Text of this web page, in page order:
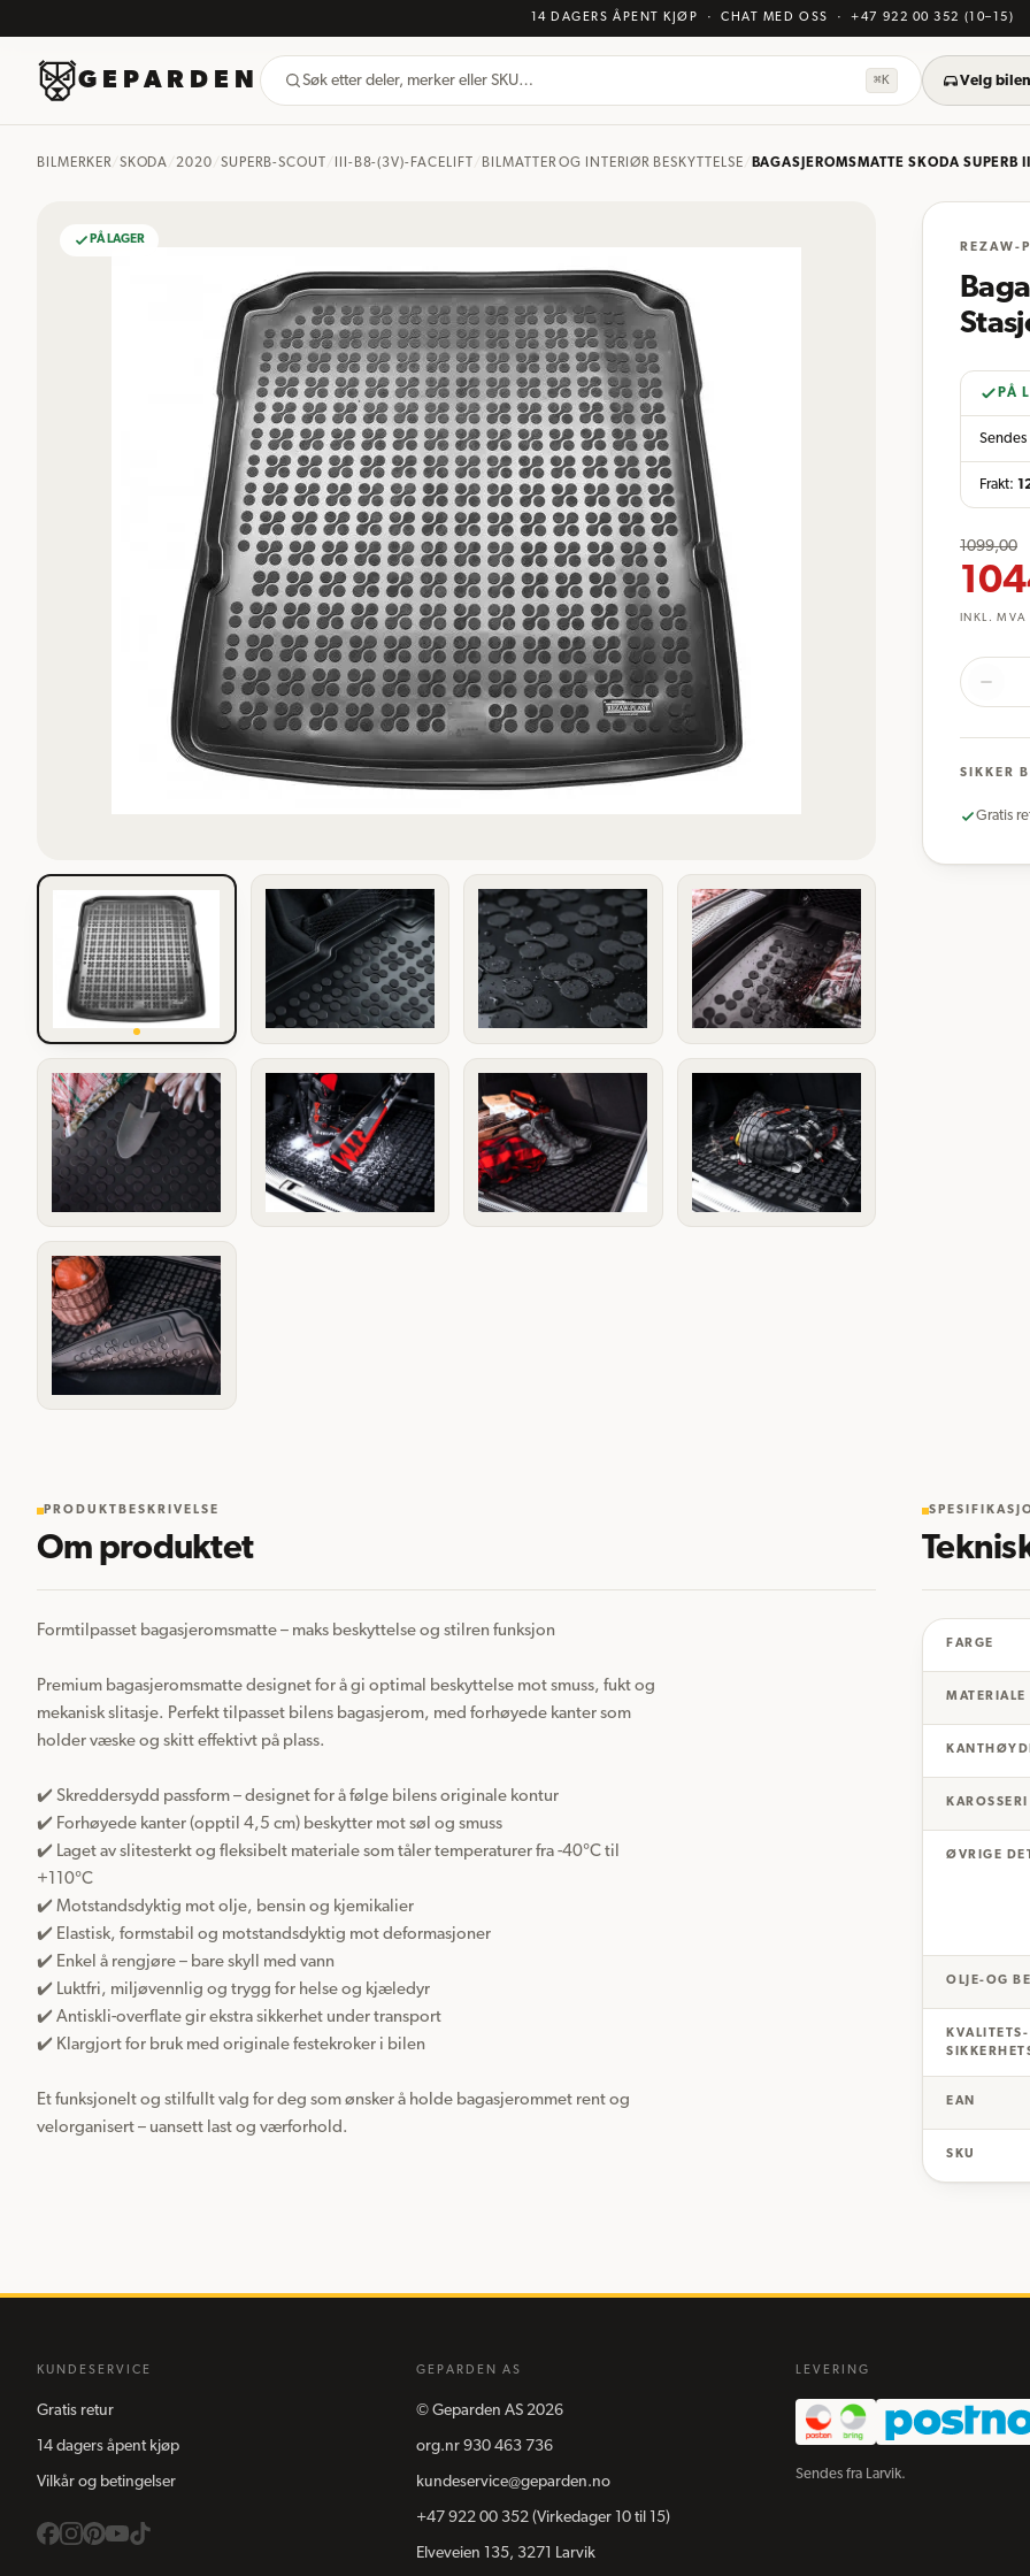
14 DAGERS ÅPENT KJØP · CHAT MED OSS ·+47 922 00 352 (10–15)
GEPARDEN Søk etter deler, merker eller SKU… ⌘K Velg
BILMERKER/ SKODA /2020 /SUPERB-SCOUT III-B8-(3V)-FACELIFT BILMATTER OG INTERIØR BESKYTTELSE BAGASJEROMSMATTE SKODA
PÅ LAGER
REZAW-
PÅ
Frakt:
1099,00
INKL. MVA
SIKKER
Gratis
PRODUKTBESKRIVELSE
Om produktet
Formtilpasset bagasjeromsmatte – maks beskyttelse og stilren funksjon
Premium bagasjeromsmatte designet for å gi optimal beskyttelse mot smuss, fukt og
mekanisk slitasje. Perfekt tilpasset bilens bagasjerom, med forhøyede kanter som
holder væske og skitt effektivt på plass.
✔️ Skreddersydd passform – designet for å følge bilens originale kontur
✔️ Forhøyede kanter (opptil 4,5 cm) beskytter mot søl og smuss
✔️ Laget av slitesterkt og fleksibelt materiale som tåler temperaturer fra -40°C til
+110°C
✔️ Motstandsdyktig mot olje, bensin og kjemikalier
✔️ Elastisk, formstabil og motstandsdyktig mot deformasjoner
✔️ Enkel å rengjøre – bare skyll med vann
✔️ Luktfri, miljøvennlig og trygg for helse og kjæledyr
✔️ Antiskli-overflate gir ekstra sikkerhet under transport
✔️ Klargjort for bruk med originale festekroker i bilen
Et funksjonelt og stilfullt valg for deg som ønsker å holde bagasjerommet rent og
velorganisert – uansett last og værforhold.
FARGE
MATERIALE
ØVRIGE
OLJE-OG
EAN
SKU
KUNDESERVICE
Gratis retur
14 dagers åpent kjøp
Vilkår og betingelser
GEPARDEN AS
© Geparden AS 2026
org.nr 930 463 736
kundeservice@geparden.no
+47 922 00 352 (Virkedager 10 til 15)
Elveveien 135, 3271 Larvik
LEVERING
Sendes fra Larvik.